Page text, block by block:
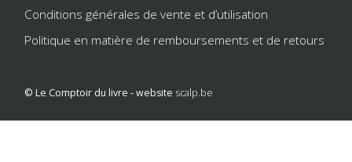
Conditions générales de vente et d’utilisation
Politique en matière de remboursements et de retours
© Le Comptoir du livre - website scalp.be